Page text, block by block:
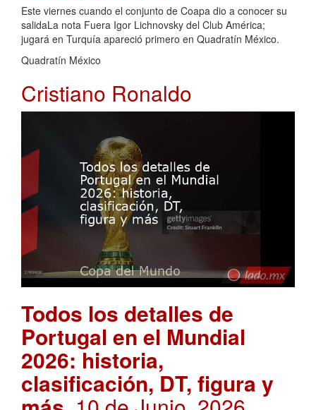
Este viernes cuando el conjunto de Coapa dio a conocer su
salidaLa nota Fuera Igor Lichnovsky del Club América;
jugará en Turquía apareció primero en Quadratín México.
Quadratín México
Cristiano Ronaldo
Todos los detalles de
Portugal en el Mundial
2026: historia,
clasificación, DT, figura y